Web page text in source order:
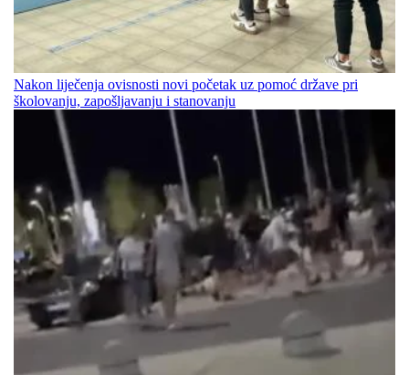
Nakon liječenja ovisnosti novi početak uz pomoć države pri
školovanju, zapošljavanju i stanovanju